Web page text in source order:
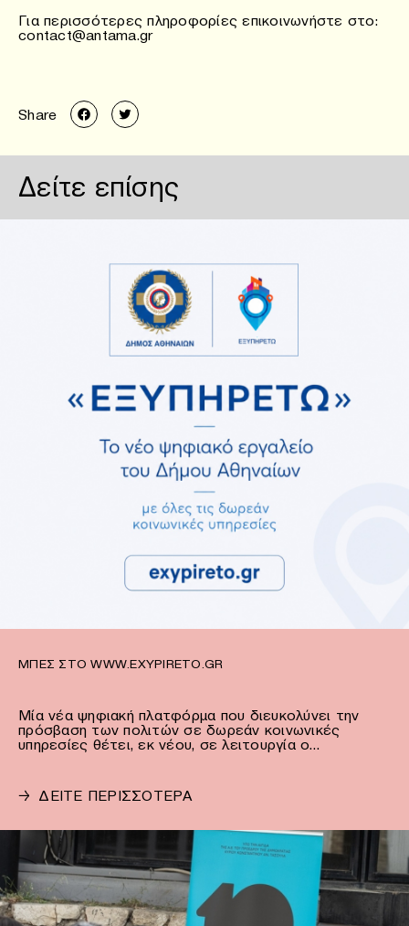
Για περισσότερες πληροφορίες επικοινωνήστε στο:
contact@antama.gr
Share
Δείτε επίσης
ΜΠΕΣ ΣΤΟ WWW.EXYPIRETO.GR
Μία νέα ψηφιακή πλατφόρμα που διευκολύνει την
πρόσβαση των πολιτών σε δωρεάν κοινωνικές
υπηρεσίες θέτει, εκ νέου, σε λειτουργία ο…
→ ΔΕΙΤΕ ΠΕΡΙΣΣΟΤΕΡΑ